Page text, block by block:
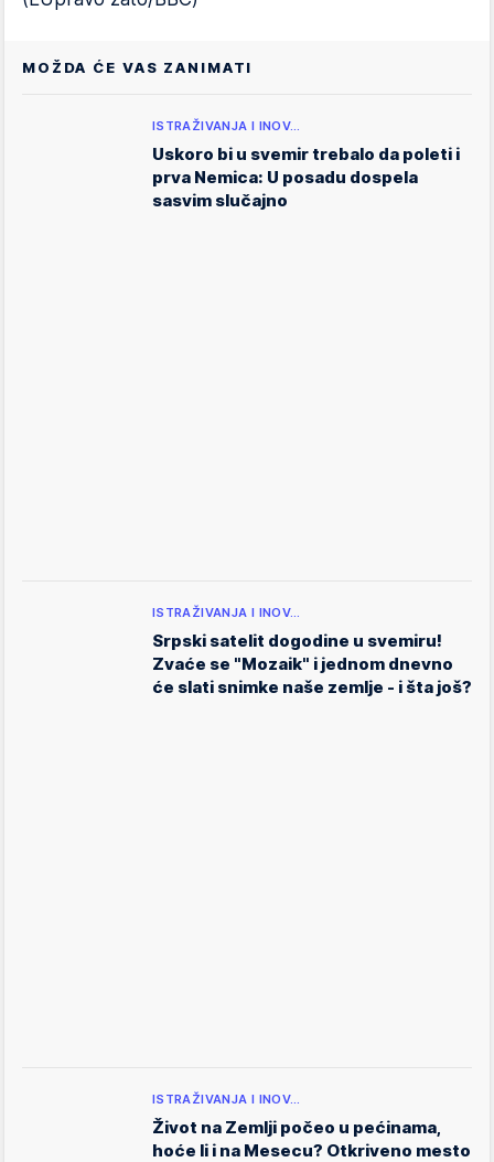
MOŽDA ĆE VAS ZANIMATI
ISTRAŽIVANJA I INOV…
Uskoro bi u svemir trebalo da poleti i
prva Nemica: U posadu dospela
sasvim slučajno
ISTRAŽIVANJA I INOV…
Srpski satelit dogodine u svemiru!
Zvaće se "Mozaik" i jednom dnevno
će slati snimke naše zemlje - i šta još?
ISTRAŽIVANJA I INOV…
Život na Zemlji počeo u pećinama,
hoće li i na Mesecu? Otkriveno mesto